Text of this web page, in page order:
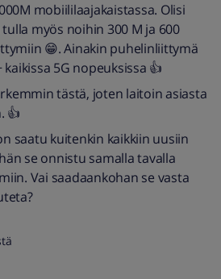
mobiililaajakaistassa. Olisi
myös noihin 300 M ja 600
😁. Ainakin puhelinliittymä
5G nopeuksissa 👍
tästä, joten laitoin asiasta
👍
saatu kuitenkin kaikkiin uusiin
se onnistu samalla tavalla
Vai saadaankohan se vasta